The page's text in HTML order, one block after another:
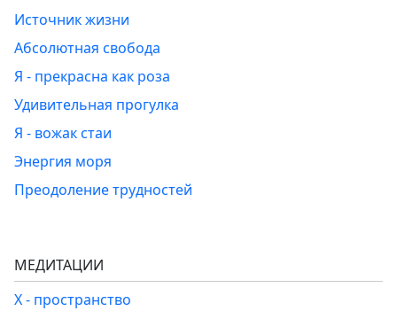
Источник жизни
Абсолютная свобода
Я - прекрасна как роза
Удивительная прогулка
Я - вожак стаи
Энергия моря
Преодоление трудностей
МЕДИТАЦИИ
Х - пространство